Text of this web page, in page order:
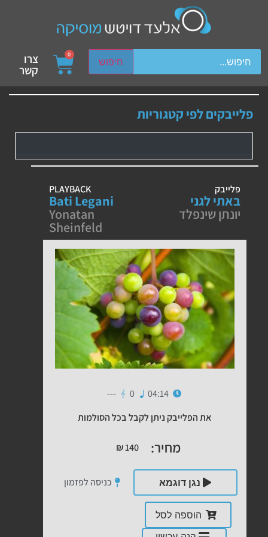
חיפוש
device users, explore by touch or with swipe gestures.
0 צרו
קשר
פלייבקים לפי קטגוריות
פלייבק
באתי לגני
יונתן שינפלד
PLAYBACK
Bati Legani
Yonatan
Sheinfeld
04:14
0
---
את הפלייבק ניתן לקבל בכל הסולמות
מחיר: ₪140
נגן דוגמא כניסה לפזמון
הוספה לסל